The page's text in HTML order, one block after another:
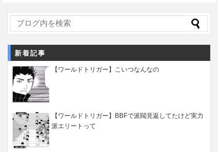
新着記事
【ワールドトリガー】こいつなんなの
【ワールドトリガー】BBFで派閥見返してたけど実力
派エリートって